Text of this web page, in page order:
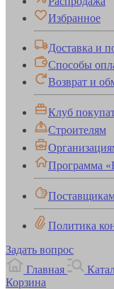
Избранное
Доставка и
Способы
Возврат и
Клуб
Строителям
Программа
Политика
Задать вопрос
Главная
Корзина